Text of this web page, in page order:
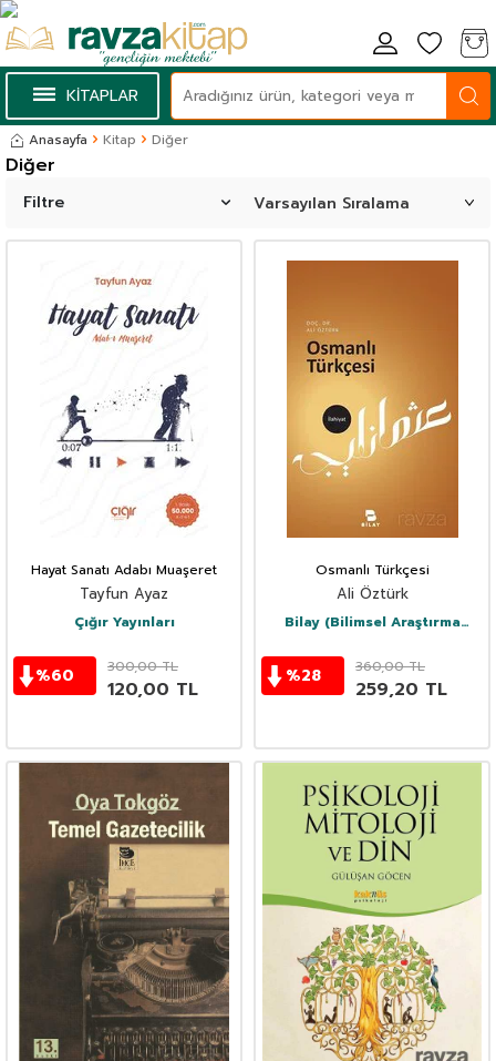
KİTAPLAR
Anasayfa Kitap Diğer
Diğer
Filtre
Hayat Sanatı Adabı Muaşeret
Tayfun Ayaz
Çığır Yayınları
%60 300,00TL
120,00 TL
Osmanlı Türkçesi
Ali Öztürk
Bilay (Bilimsel Araştırma
%28 360,00TL
259,20 TL